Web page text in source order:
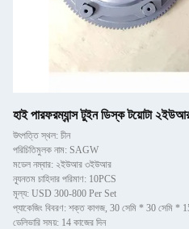
হাই পারফরম্যান্স টুইন ডিস্ক টয়োটা
উৎপত্তি স্থল: চীন
পরিচিতিমুলক নাম: SAGW
মডেল নম্বার: ২ইউআর ৩ইউআর
ন্যূনতম চাহিদার পরিমাণ: 10PCS
মূল্য: USD 300-800 Per Set
প্যাকেজিং বিবরণ: শক্ত কাগজ, 30 সেমি * 30 সেমি *
ডেলিভারি সময়: 14 কাজের দিন